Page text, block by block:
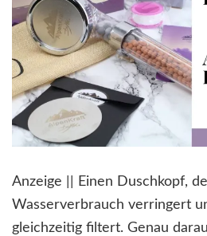
Anzeige || Einen Duschkopf,
Wasserverbrauch verringert
gleichzeitig filtert. Genau